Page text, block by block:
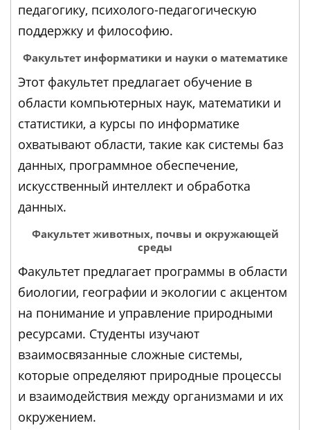
педагогику, психолого-педагогическую
поддержку и философию.
Факультет информатики и науки о математике
Этот факультет предлагает обучение в
области компьютерных наук, математики и
статистики, а курсы по информатике
охватывают области, такие как системы баз
данных, программное обеспечение,
искусственный интеллект и обработка
данных.
Факультет животных, почвы и окружающей
среды
Факультет предлагает программы в области
биологии, географии и экологии с акцентом
на понимание и управление природными
ресурсами. Студенты изучают
взаимосвязанные сложные системы,
которые определяют природные процессы
и взаимодействия между организмами и их
окружением.